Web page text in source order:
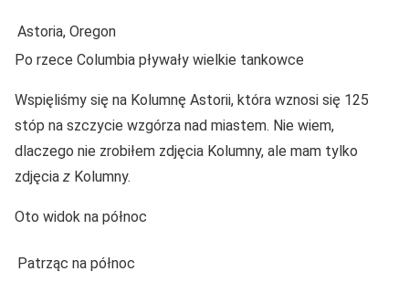
Astoria, Oregon
Po rzece Columbia pływały wielkie tankowce
Wspięliśmy się na Kolumnę Astorii, która wznosi się 125
stóp na szczycie wzgórza nad miastem. Nie wiem,
dlaczego nie zrobiłem zdjęcia Kolumny, ale mam tylko
zdjęcia z Kolumny.
Oto widok na północ
Patrząc na północ